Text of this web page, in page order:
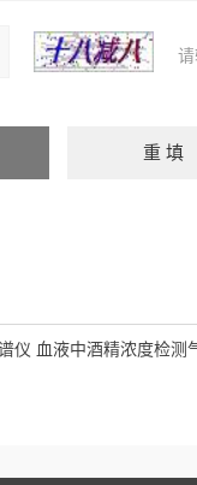
仪 血液中酒精浓度检测